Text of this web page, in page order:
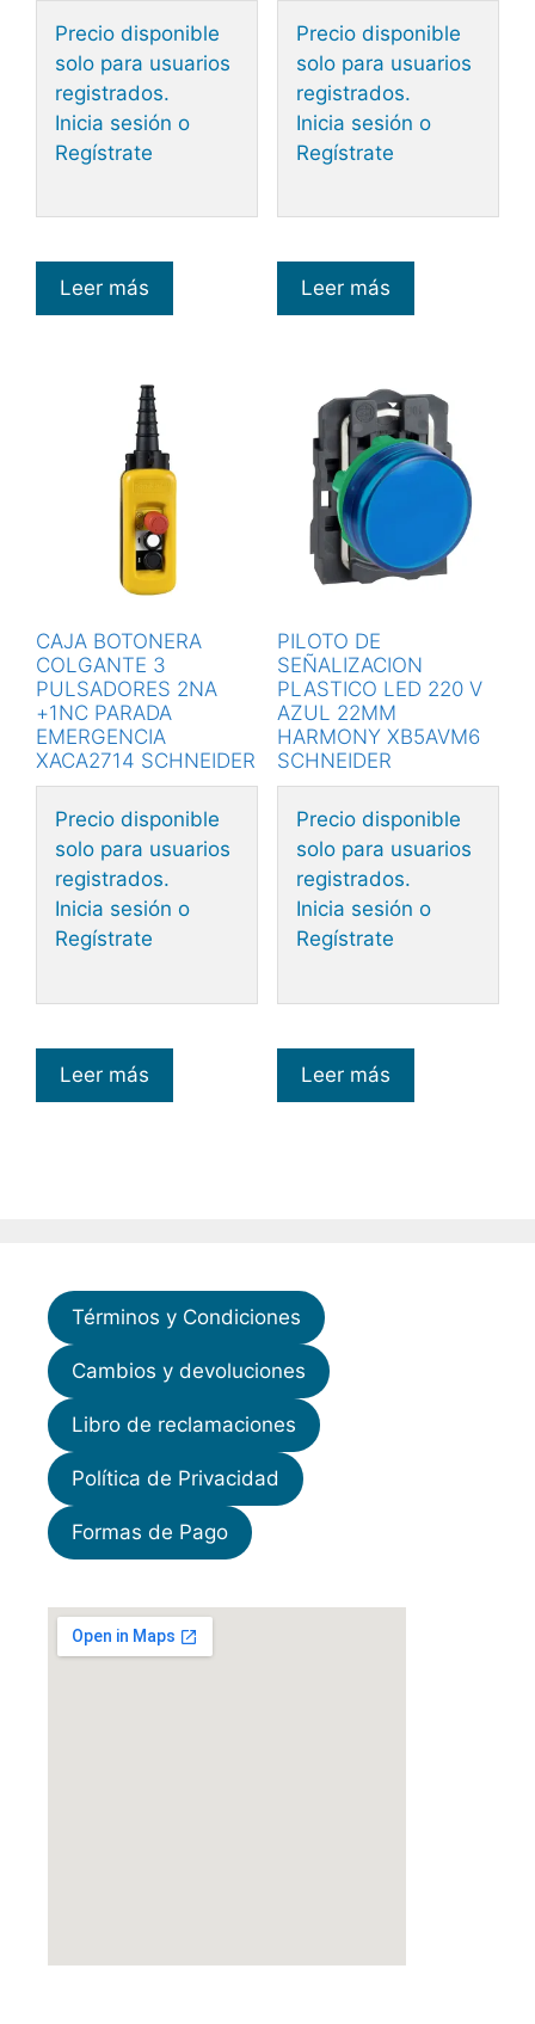
Precio disponible
solo para usuarios
registrados.
Inicia sesión o
Regístrate
Leer más
Precio disponible
solo para usuarios
registrados.
Inicia sesión o
Regístrate
Leer más
CAJA BOTONERA
COLGANTE 3
PULSADORES 2NA
+1NC PARADA
EMERGENCIA
XACA2714 SCHNEIDER
Precio disponible
solo para usuarios
registrados.
Inicia sesión o
Regístrate
Leer más
PILOTO DE
SEÑALIZACION
PLASTICO LED 220 V
AZUL 22MM
HARMONY XB5AVM6
SCHNEIDER
Precio disponible
solo para usuarios
registrados.
Inicia sesión o
Regístrate
Leer más
Términos y Condiciones
Cambios y devoluciones
Libro de reclamaciones
Política de Privacidad
Formas de Pago